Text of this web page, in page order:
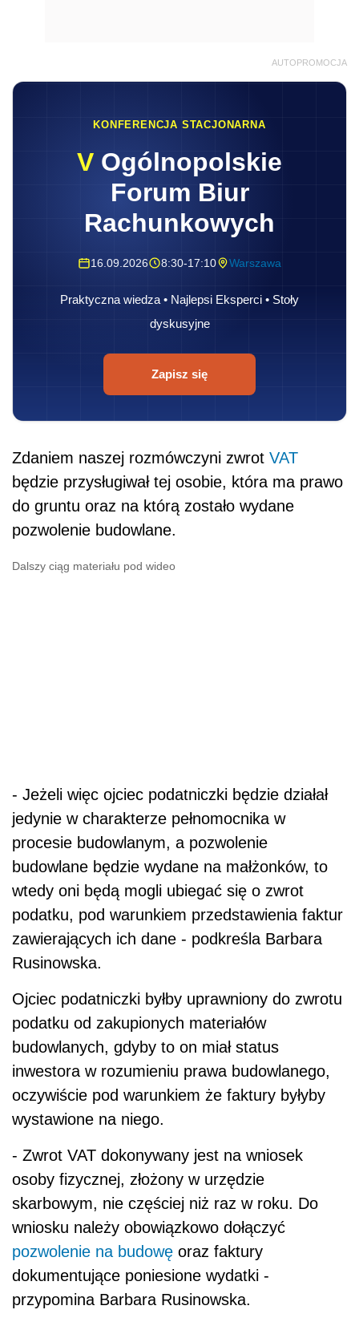
AUTOPROMOCJA
KONFERENCJA STACJONARNA
V Ogólnopolskie
Forum Biur
Rachunkowych
16.09.2026 8:30-17:10 Warszawa
Praktyczna wiedza • Najlepsi Eksperci • Stoły
dyskusyjne
Zapisz się
Zdaniem naszej rozmówczyni zwrot VAT
będzie przysługiwał tej osobie, która ma prawo
do gruntu oraz na którą zostało wydane
pozwolenie budowlane.
Dalszy ciąg materiału pod wideo
- Jeżeli więc ojciec podatniczki będzie działał
jedynie w charakterze pełnomocnika w
procesie budowlanym, a pozwolenie
budowlane będzie wydane na małżonków, to
wtedy oni będą mogli ubiegać się o zwrot
podatku, pod warunkiem przedstawienia faktur
zawierających ich dane - podkreśla Barbara
Rusinowska.
Ojciec podatniczki byłby uprawniony do zwrotu
podatku od zakupionych materiałów
budowlanych, gdyby to on miał status
inwestora w rozumieniu prawa budowlanego,
oczywiście pod warunkiem że faktury byłyby
wystawione na niego.
- Zwrot VAT dokonywany jest na wniosek
osoby fizycznej, złożony w urzędzie
skarbowym, nie częściej niż raz w roku. Do
wniosku należy obowiązkowo dołączyć
pozwolenie na budowę oraz faktury
dokumentujące poniesione wydatki -
przypomina Barbara Rusinowska.